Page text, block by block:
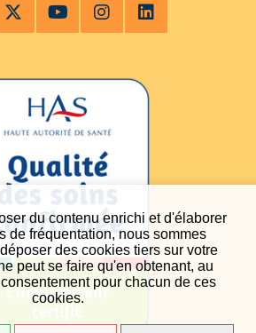
du contenu enrichi et d'élaborer
de fréquentation, nous sommes
des cookies tiers sur votre
peut se faire qu'en obtenant, au
pour chacun de ces
cookies.